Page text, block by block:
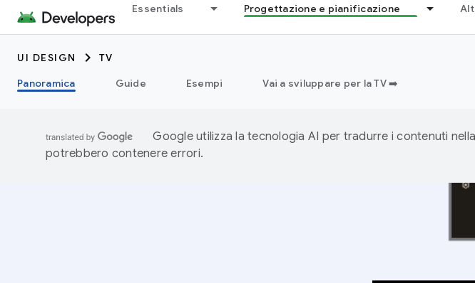
Essentials Progettazione e pianificazione
UI DESIGN
TV
Panoramica
Guide Esempi Vai a sviluppare per la TV ➡️
Google utilizza la tecnologia AI per tradurre i contenuti
potrebbero contenere errori.